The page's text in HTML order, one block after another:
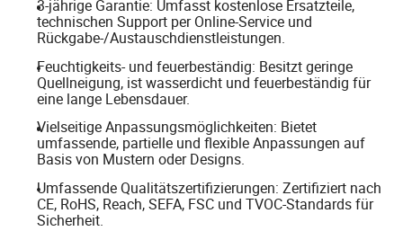
3-jährige Garantie: Umfasst kostenlose Ersatzteile,
technischen Support per Online-Service und
Rückgabe-/Austauschdienstleistungen.
Feuchtigkeits- und feuerbeständig: Besitzt geringe
Quellneigung, ist wasserdicht und feuerbeständig für
eine lange Lebensdauer.
Vielseitige Anpassungsmöglichkeiten: Bietet
umfassende, partielle und flexible Anpassungen auf
Basis von Mustern oder Designs.
Umfassende Qualitätszertifizierungen: Zertifiziert nach
CE, RoHS, Reach, SEFA, FSC und TVOC-Standards für
Sicherheit.